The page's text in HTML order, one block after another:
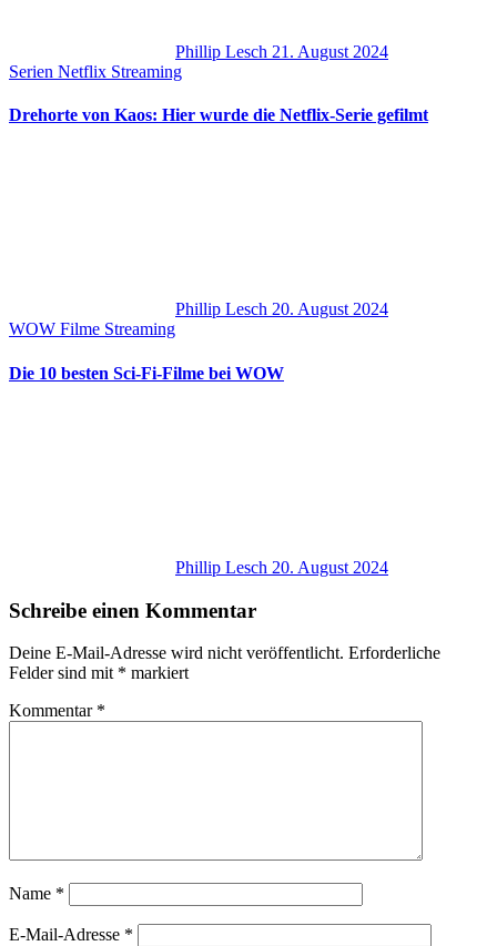
Phillip Lesch 21. August 2024
Serien Netflix Streaming
Drehorte von Kaos: Hier wurde die Netflix-Serie gefilmt
Phillip Lesch 20. August 2024
WOW Filme Streaming
Die 10 besten Sci-Fi-Filme bei WOW
Phillip Lesch 20. August 2024
Schreibe einen Kommentar
Deine E-Mail-Adresse wird nicht veröffentlicht. Erforderliche
Felder sind mit * markiert
Kommentar *
Name *
E-Mail-Adresse *